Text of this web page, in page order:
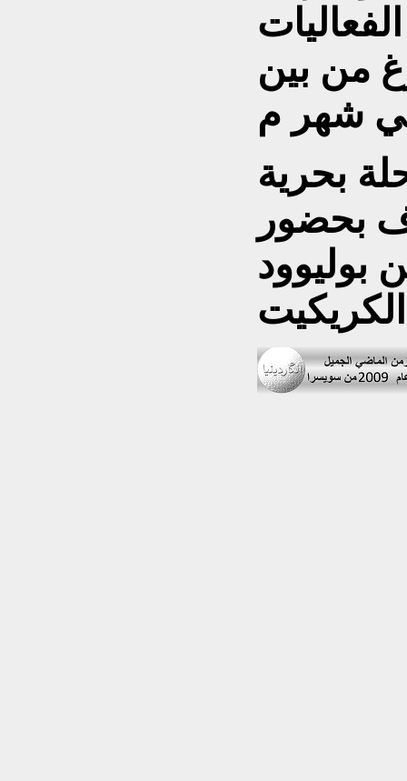
من بين
بحرية
بحضور
بوليوود